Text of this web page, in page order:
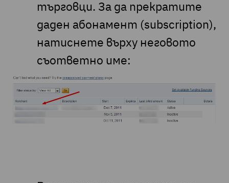
търговци. За да прекратите
даден абонамент (subscription),
натиснете върху неговото
съответно име: